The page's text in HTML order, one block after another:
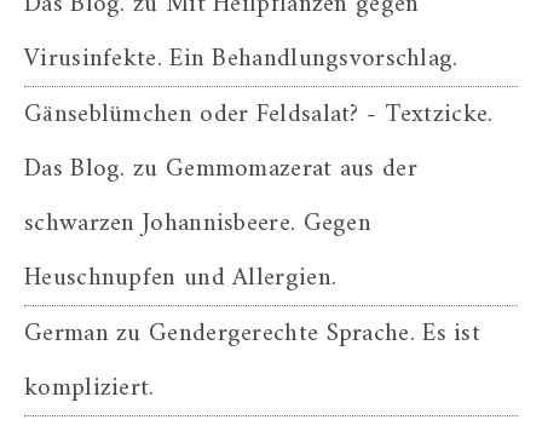
Virusinfekte. Ein Behandlungsvorschlag.
Gänseblümchen oder Feldsalat? - Textzicke.
Das Blog. zu Gemmomazerat aus der
schwarzen Johannisbeere. Gegen
Heuschnupfen und Allergien.
Germanzu Gendergerechte Sprache. Es ist
kompliziert.